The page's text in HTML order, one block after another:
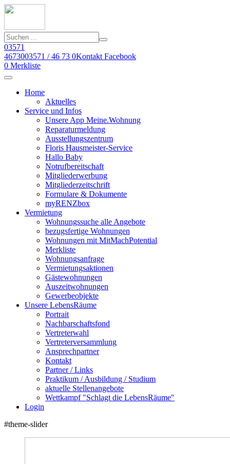
03571
4673003571 / 46 73 0Kontakt Facebook
0 Merkliste
Home
Aktuelles
Service und Infos
Unsere App Meine.Wohnung
Reparaturmeldung
Ausstellungszentrum
Floris Hausmeister-Service
Hallo Baby
Notrufbereitschaft
Mitgliederwerbung
Mitgliederzeitschrift
Formulare & Dokumente
myRENZbox
Vermietung
Wohnungssuche alle Angebote
bezugsfertige Wohnungen
Wohnungen mit MitMachPotential
Merkliste
Wohnungsanfrage
Vermietungsaktionen
Gästewohnungen
Auszeitwohnungen
Gewerbeobjekte
Unsere LebensRäume
Portrait
Nachbarschaftsfond
Vertreterwahl
Vertreterversammlung
Ansprechpartner
Kontakt
Partner / Links
Praktikum / Ausbildung / Studium
aktuelle Stellenangebote
Wettkampf "Schlagt die LebensRäume"
Login
#theme-slider